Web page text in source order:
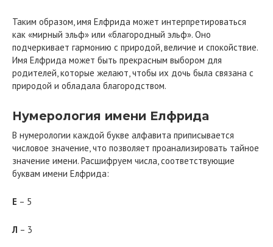
Таким образом, имя Елфрида может интерпретироваться
как «мирный эльф» или «благородный эльф». Оно
подчеркивает гармонию с природой, величие и спокойствие.
Имя Елфрида может быть прекрасным выбором для
родителей, которые желают, чтобы их дочь была связана с
природой и обладала благородством.
Нумерология имени Елфрида
В нумерологии каждой букве алфавита приписывается
числовое значение, что позволяет проанализировать тайное
значение имени. Расшифруем числа, соответствующие
буквам имени Елфрида:
Е – 5
Л – 3